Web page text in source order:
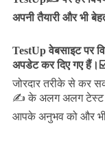
अपनी तैयारी और भी
TestUp वेबसाइट पर
अपडेट कर दिए गए हैं।
जोरदार तरीके से कर
✍️ के अलग अलग टेस्ट
आपके अनुभव को और भी